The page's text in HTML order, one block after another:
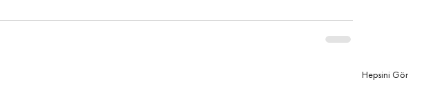
Hepsini Gör